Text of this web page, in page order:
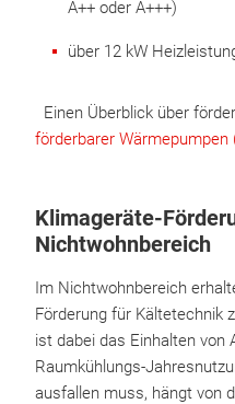
A++ oder A+++)
über 12 kW
Einen Überblick über
förderbarer Wärmepumpen
Klimageräte-
Nichtwohnbereich
Im Nichtwohnbereich
Förderung für Kältetechnik
ist dabei das Einhalten von
Raumkühlungs-
ausfallen muss, hängt von